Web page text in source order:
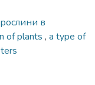
рослини в
of plants , a type of